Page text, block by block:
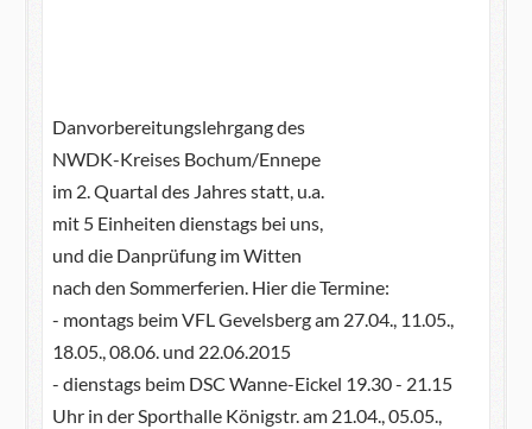
Danvorbereitungslehrgangdes
NWDK-Kreises Bochum/Ennepe
im 2. Quartal des Jahres statt, u.a.
mit 5 Einheiten dienstags bei uns,
und die Danprüfung im Witten
nach den Sommerferien. Hier die Termine:
- montags beim VFL Gevelsberg am 27.04., 11.05.,
18.05., 08.06. und 22.06.2015
- dienstags beim DSC Wanne-Eickel 19.30 - 21.15
Uhr in der Sporthalle Königstr. am 21.04., 05.05.,